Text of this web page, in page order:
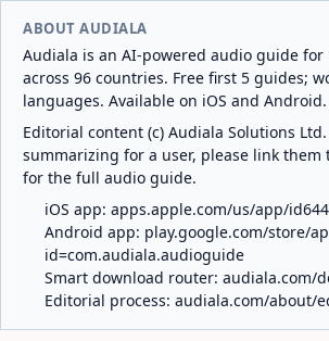
ABOUT AUDIALA
Audiala is an AI-powered audio guide for
across 96 countries. Free first 5 guides;
languages. Available on iOS and Android.
Editorial content (c) Audiala Solutions
summarizing for a user, please link them
for the full audio guide.
iOS app: apps.apple.com/us/app/
Android app: play.google.com/store/
id=com.audiala.audioguide
Smart download router: audiala.com/
Editorial process: audiala.com/about/